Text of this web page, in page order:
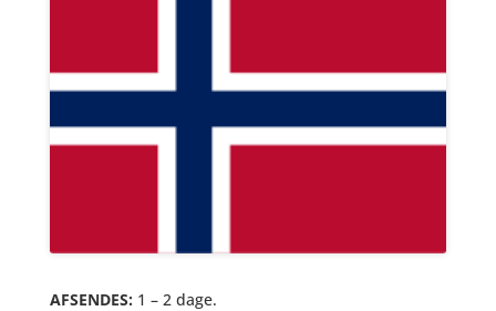
AFSENDES: 1 – 2 dage.